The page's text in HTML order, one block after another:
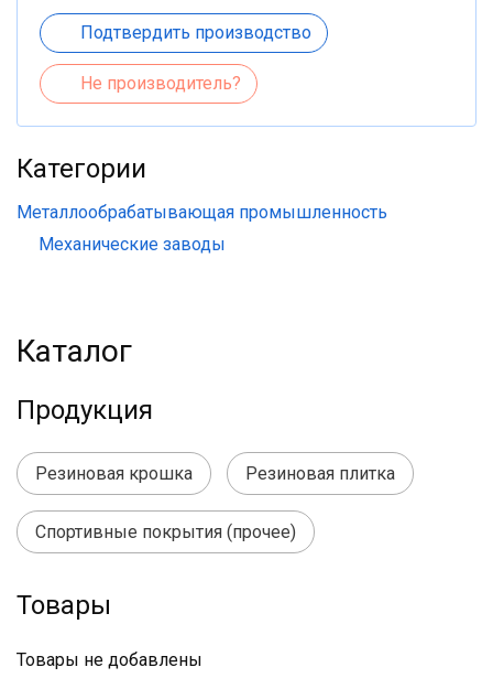
Подтвердить производство
Не производитель?
Категории
Металлообрабатывающая промышленность
Механические заводы
Каталог
Продукция
Резиновая крошка Резиновая плитка
Спортивные покрытия (прочее)
Товары
Товары не добавлены